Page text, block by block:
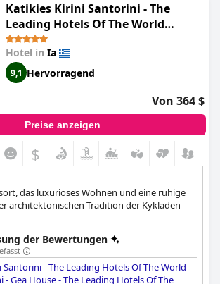
Katikies Kirini Santorini - The
Leading Hotels Of The World
(Katikies Santorini - Gea House -
The Leading Hotels Of The World)
Hotel in Ia
9,1 Hervorragend
Von 364 $
Preise anzeigen
$
das luxuriöses Wohnen und eine ruhige
architektonischen Tradition der Kykladen
der Bewertungen
Santorini - The Leading Hotels Of The World
- Gea House - The Leading Hotels Of The